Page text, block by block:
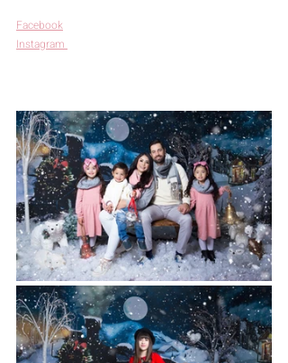
Facebook
Instagram